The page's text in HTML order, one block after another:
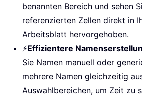
benannten Bereich und sehen
referenzierten Zellen direkt in
Arbeitsblatt hervorgehoben.
⚡Effizientere
Sie Namen manuell oder
mehrere Namen gleichzeitig
Auswahlbereichen, um Zeit zu